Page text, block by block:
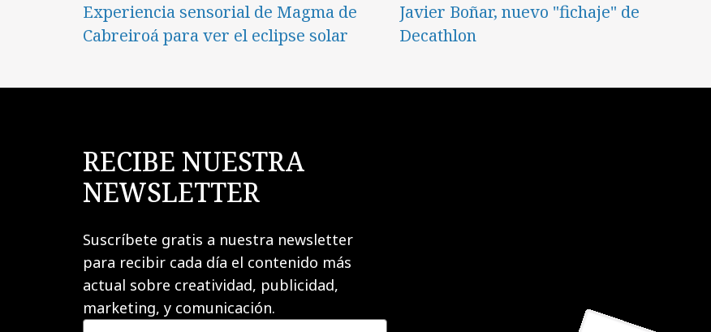
Experiencia sensorial de Magma de
Cabreiroá para ver el eclipse solar
Javier Boñar, nuevo "fichaje" de
Decathlon
RECIBE NUESTRA
NEWSLETTER
Suscríbete gratis a nuestra newsletter
para recibir cada día el contenido más
actual sobre creatividad, publicidad,
marketing, y comunicación.